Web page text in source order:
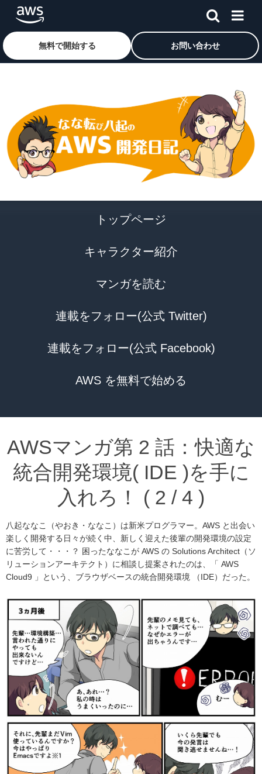
メインコンテンツに移動
アマゾン ウェブ サービスのホームページに戻るには、こ
無料で開始する お問い合わせ
トップページ
キャラクター紹介
マンガを読む
連載をフォロー(公式 Twitter)
連載をフォロー(公式 Facebook)
AWS を無料で始める
AWSマンガ第 2 話：快適な
統合開発環境( IDE )を手に
入れろ！ ( 2 / 4 )
八起ななこ（やおき・ななこ）は新米プログラマー。AWS と出会い
楽しく開発する日々が続く中、新しく迎えた後輩の開発環境の設定
に苦労して・・・？ 困ったななこが AWS の Solutions Architect（ソ
リューションアーキテクト）に相談し提案されたのは、「 AWS
Cloud9 」という、ブラウザベースの統合開発環境 （IDE）だった。